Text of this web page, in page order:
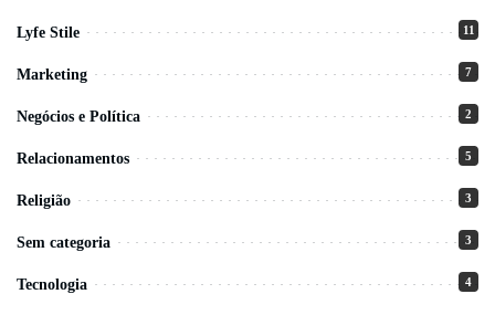
Lyfe Stile 11
Marketing 7
Negócios e Política 2
Relacionamentos 5
Religião 3
Sem categoria 3
Tecnologia 4